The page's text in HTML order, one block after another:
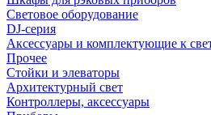
Световое оборудование
DJ-серия
Аксессуары и комплектующие к
Прочее
Стойки и элеваторы
Архитектурный свет
Контроллеры, аксессуары